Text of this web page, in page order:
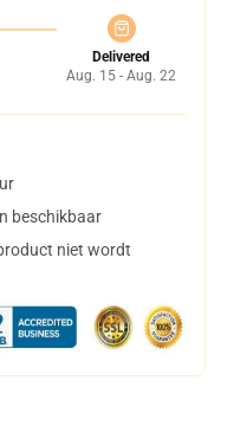
Delivered
Aug. 15 - Aug. 22
beschikbaar
niet wordt